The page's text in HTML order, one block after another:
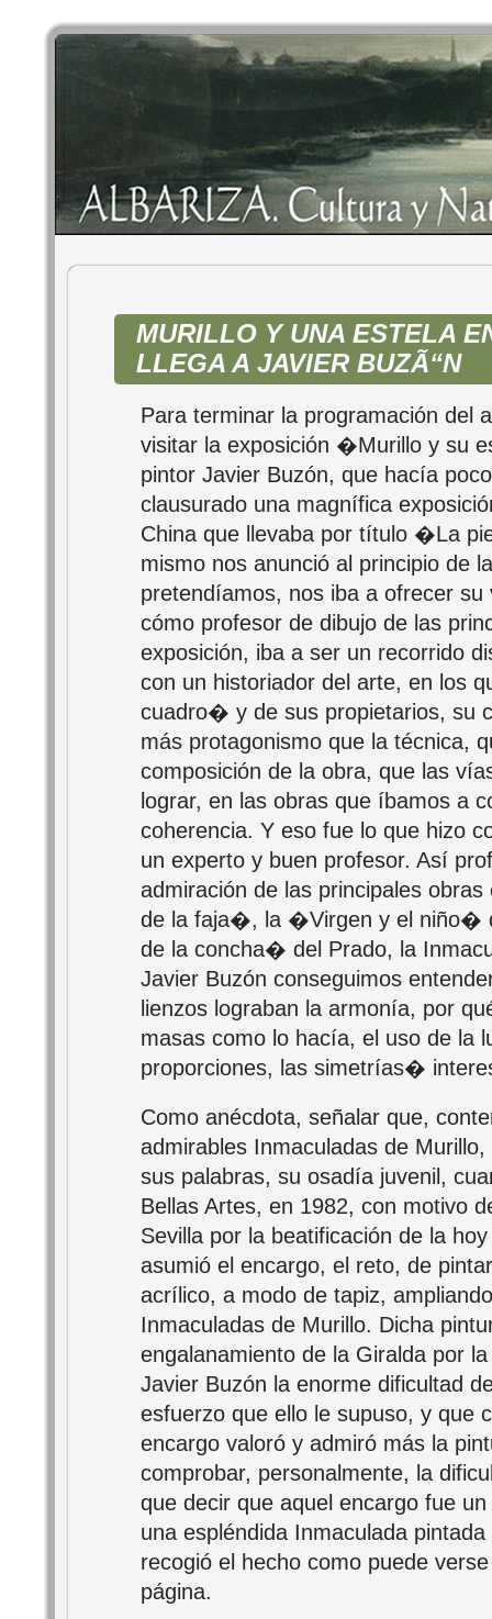
MURILLO Y UNA ESTELA
LLEGA A JAVIER BUZÃ“N
Para terminar la programación del
visitar la exposición �Murillo y su
pintor Javier Buzón, que hacía
clausurado una magnífica
China que llevaba por título �La
mismo nos anunció al principio de
pretendíamos, nos iba a ofrecer su
cómo profesor de dibujo de las
exposición, iba a ser un recorrido
con un historiador del arte, en los
cuadro� y de sus propietarios, su
más protagonismo que la técnica,
composición de la obra, que las
lograr, en las obras que íbamos a
coherencia. Y eso fue lo que hizo
un experto y buen profesor. Así
admiración de las principales
de la faja�, la �Virgen y el niño�
de la concha� del Prado, la
Javier Buzón conseguimos
lienzos lograban la armonía, por
masas como lo hacía, el uso de la
proporciones, las simetrías�
Como anécdota, señalar que,
admirables Inmaculadas de
sus palabras, su osadía juvenil,
Bellas Artes, en 1982, con motivo
Sevilla por la beatificación de la
asumió el encargo, el reto, de
acrílico, a modo de tapiz,
Inmaculadas de Murillo. Dicha
engalanamiento de la Giralda por
Javier Buzón la enorme dificultad
esfuerzo que ello le supuso, y que
encargo valoró y admiró más la
comprobar, personalmente, la
que decir que aquel encargo fue
una espléndida Inmaculada
recogió el hecho como puede
página.